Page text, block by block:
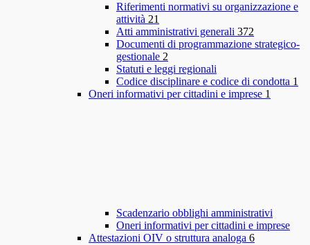
Riferimenti normativi su organizzazione e
attività 21
Atti amministrativi generali 372
Documenti di programmazione strategico-
gestionale 2
Statuti e leggi regionali
Codice disciplinare e codice di condotta 1
Oneri informativi per cittadini e imprese 1
Scadenzario obblighi amministrativi
Oneri informativi per cittadini e imprese
Attestazioni OIV o struttura analoga 6